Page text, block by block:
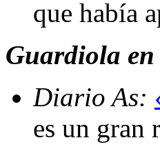
que había
Guardiola
Diario As:
es un gran